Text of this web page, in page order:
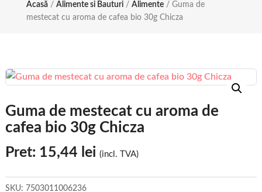
Acasă/ Alimente si Bauturi/ Alimente/ Guma de
mestecat cu aroma de cafea bio 30g Chicza
Guma de mestecat cu aroma de
cafea bio 30g Chicza
Pret: 15,44 lei (incl. TVA)
SKU: 7503011006236